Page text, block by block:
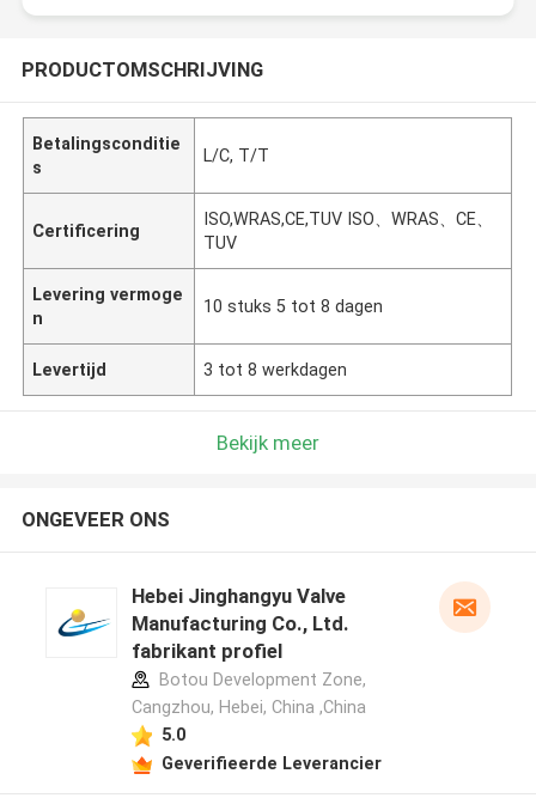
PRODUCTOMSCHRIJVING
Betalingsconditie
s
L/C, T/T
Certificering
ISO,WRAS,CE,TUV ISO、WRAS、CE、
TUV
Levering vermoge
n
10 stuks 5 tot 8 dagen
Levertijd 3 tot 8 werkdagen
Bekijk meer
ONGEVEER ONS
Hebei Jinghangyu Valve
Manufacturing Co., Ltd.
fabrikant profiel
Botou Development Zone,
Cangzhou, Hebei, China ,China
5.0
Geverifieerde Leverancier